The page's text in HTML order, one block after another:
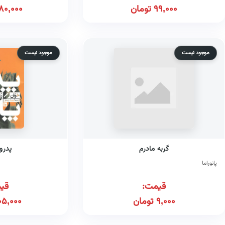
99,000تومان
موجود نیست
گربه مادرم
پانوراما
قیمت:
9,000تومان
موجود نیست